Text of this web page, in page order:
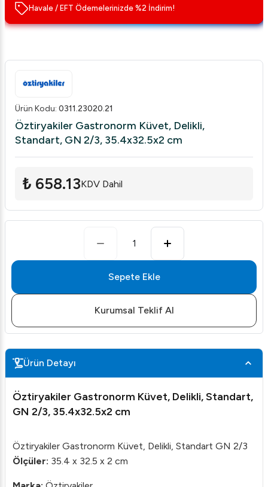
Havale / EFT Ödemelerinizde %2 İndirim!
Ürün Kodu: 0311.23020.21
Öztiryakiler Gastronorm Küvet, Delikli,
Standart, GN 2/3, 35.4x32.5x2 cm
₺ 658.13KDV Dahil
1
Sepete Ekle
Kurumsal Teklif Al
Ürün Detayı
Öztiryakiler Gastronorm Küvet, Delikli, Standart,
GN 2/3, 35.4x32.5x2 cm
Öztiryakiler Gastronorm Küvet, Delikli, Standart GN 2/3
Ölçüler: 35.4 x 32.5 x 2 cm